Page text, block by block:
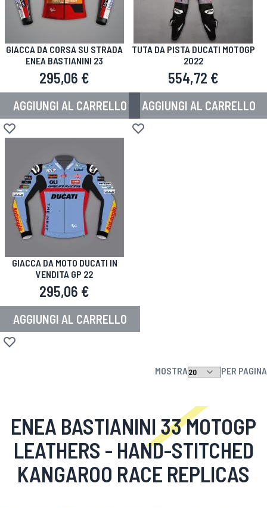
GIACCA DA CORSA SU STRADA
ENEA BASTIANINI 23
295,06 €
AGGIUNGI AL CARRELLO
Aggiungi alla lista desideri
TUTA DA PISTA DUCATI MOTOGP
2022
554,72 €
AGGIUNGI AL CARRELLO
Aggiungi alla lista desideri
GIACCA DA MOTO DUCATI IN
VENDITA GP 22
295,06 €
AGGIUNGI AL CARRELLO
Aggiungi alla lista desideri
MOSTRA PER PAGINA
ENEA BASTIANINI 33 MOTOGP
LEATHERS - HAND-STITCHED
KANGAROO RACE REPLICAS